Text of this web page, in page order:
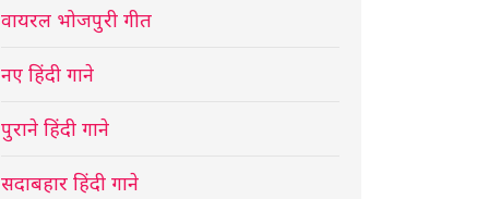
वायरल भोजपुरी गीत
नए हिंदी गाने
पुराने हिंदी गाने
सदाबहार हिंदी गाने